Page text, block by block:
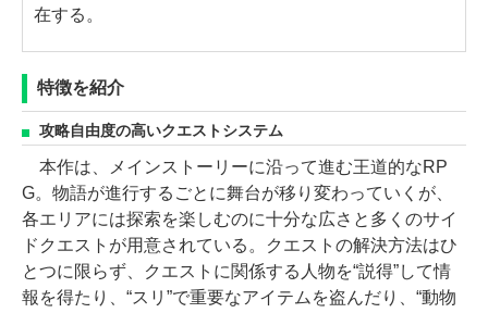
在する。
特徴を紹介
攻略自由度の高いクエストシステム
本作は、メインストーリーに沿って進む王道的なRP
G。物語が進行するごとに舞台が移り変わっていくが、
各エリアには探索を楽しむのに十分な広さと多くのサイ
ドクエストが用意されている。クエストの解決方法はひ
とつに限らず、クエストに関係する人物を“説得”して情
報を得たり、“スリ”で重要なアイテムを盗んだり、“動物